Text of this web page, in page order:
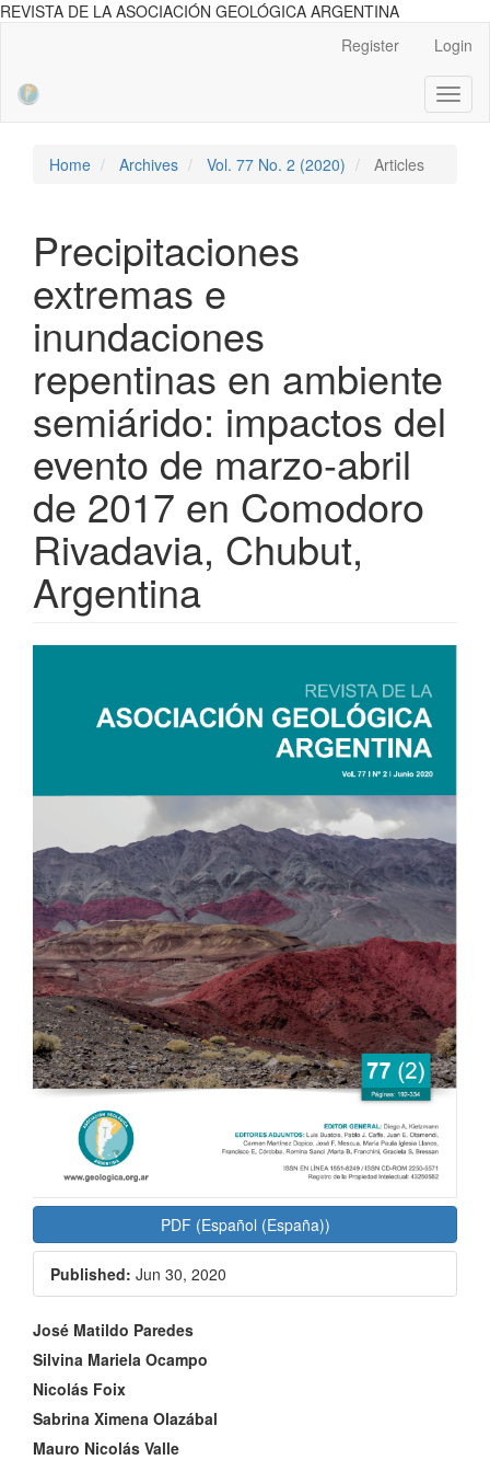
REVISTA DE LA ASOCIACIÓN GEOLÓGICA ARGENTINA
Sidebar
Register Login
Home Archives Vol. 77 No. 2 (2020) Articles
Precipitaciones
extremas e
inundaciones
repentinas en ambiente
semiárido: impactos del
evento de marzo-abril
de 2017 en Comodoro
Rivadavia, Chubut,
Argentina
Sidebar
PDF (Español (España))
Published: Jun 30, 2020
Main
Article
Content
José Matildo Paredes
Silvina Mariela Ocampo
Nicolás Foix
Sabrina Ximena Olazábal
Mauro Nicolás Valle